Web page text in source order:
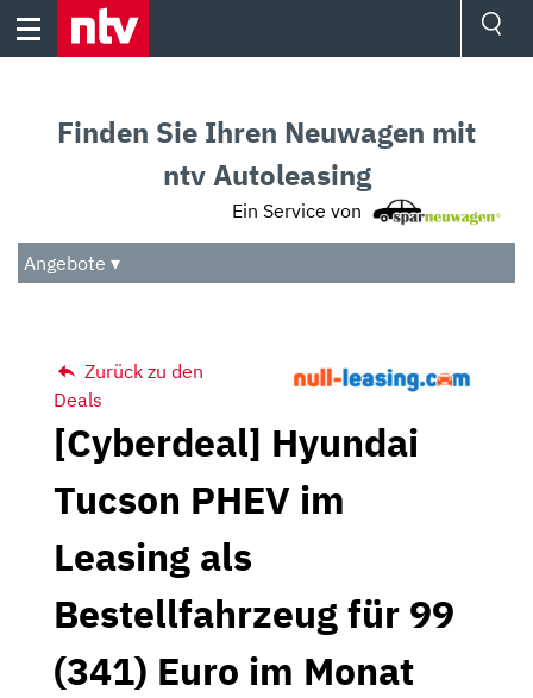
Skip
Audio
Das Beste
Finden Sie Ihren Neuwagen mit
ntv Autoleasing
Ein Service von
Angebote ▾
Zurück zu den
Deals
[Cyberdeal] Hyundai
Tucson PHEV im
Leasing als
Bestellfahrzeug für 99
(341) Euro im Monat